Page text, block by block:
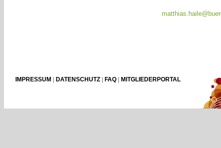
IMPRESSUM DATENSCHUTZ FAQ MITGLIEDERPORTAL